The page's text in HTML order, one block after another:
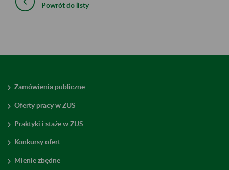
Powrót do listy
Zamówienia publiczne
Oferty pracy w ZUS
Praktyki i staże w ZUS
Konkursy ofert
Mienie zbędne